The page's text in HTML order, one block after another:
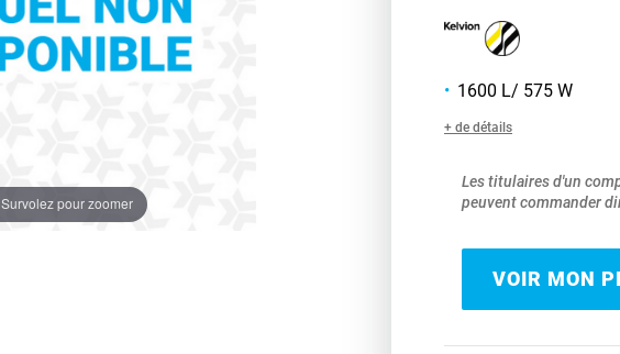
Survolez pour zoomer
1600 L/ 575 W
+ de détails
Les titulaires d'un
peuvent commander
VOIR MON